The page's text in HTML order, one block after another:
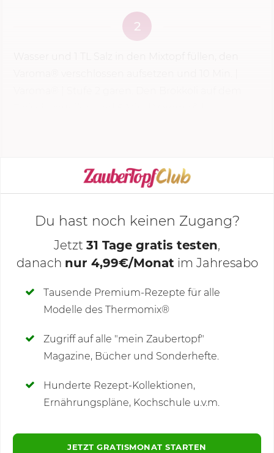
2
KOCHMODUS STARTEN
Deine Notizen
Du hast noch keinen Zugang?
Jetzt 31 Tage gratis testen,
danach nur 4,99€/Monat im Jahresabo
Tausende Premium-Rezepte für alle
Modelle des Thermomix®
Zugriff auf alle "mein Zaubertopf"
Magazine, Bücher und Sonderhefte.
Hunderte Rezept-Kollektionen,
Ernährungspläne, Kochschule u.v.m.
JETZT GRATISMONAT STARTEN
Kommentare(52)